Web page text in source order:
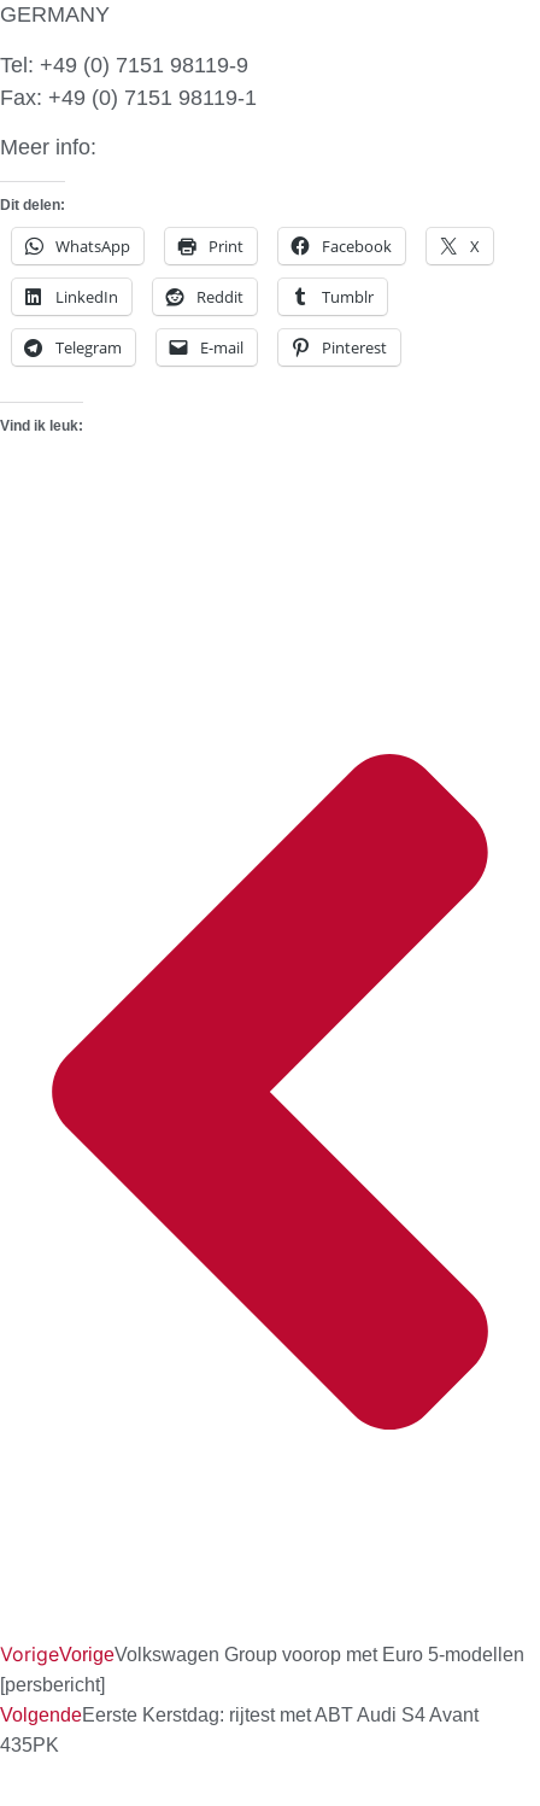
GERMANY
Tel: +49 (0) 7151 98119-9
Fax: +49 (0) 7151 98119-1
Meer info:
Dit delen:
WhatsApp Print Facebook X
LinkedIn Reddit Tumblr
Telegram E-mail Pinterest
Vind ik leuk:
VorigeVorigeVolkswagen Group voorop met Euro 5-modellen
[persbericht]
VolgendeEerste Kerstdag: rijtest met ABT Audi S4 Avant
435PK